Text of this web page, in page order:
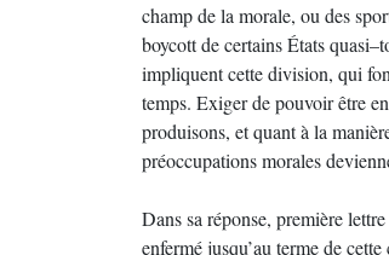
champ de la morale, ou des
boycott de certains États
impliquent cette division, qui
temps. Exiger de pouvoir être
produisons, et quant à la
préoccupations morales
Dans sa réponse, première
enfermé jusqu’au terme de